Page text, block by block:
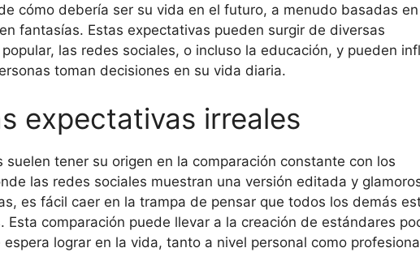
cómo debería ser su vida en el futuro, a menudo basadas en
fantasías. Estas expectativas pueden surgir de diversas
las redes sociales, o incluso la educación, y pueden
toman decisiones en su vida diaria.
expectativas irreales
suelen tener su origen en la comparación constante con los
las redes sociales muestran una versión editada y
es fácil caer en la trampa de pensar que todos los demás
Esta comparación puede llevar a la creación de estándares
lograr en la vida, tanto a nivel personal como